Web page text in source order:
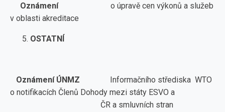
Oznámení o úpravě cen výkonů a služeb
v oblasti akreditace
OSTATNÍ
Oznámení ÚNMZ Informačního střediska WTO
o notifikacích Členů Dohody mezi státy ESVO a
ČR a smluvních stran